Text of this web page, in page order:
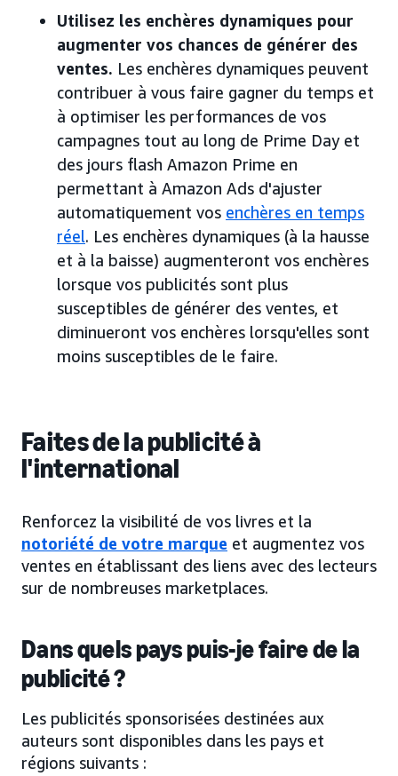
Utilisez les enchères dynamiques pour
augmenter vos chances de générer des
ventes. Les enchères dynamiques peuvent
contribuer à vous faire gagner du temps et
à optimiser les performances de vos
campagnes tout au long de Prime Day et
des jours flash Amazon Prime en
permettant à Amazon Ads d'ajuster
automatiquement vos enchères en temps
réel. Les enchères dynamiques (à la hausse
et à la baisse) augmenteront vos enchères
lorsque vos publicités sont plus
susceptibles de générer des ventes, et
diminueront vos enchères lorsqu'elles sont
moins susceptibles de le faire.
Faites de la publicité à
l'international
Renforcez la visibilité de vos livres et la
notoriété de votre marque et augmentez vos
ventes en établissant des liens avec des lecteurs
sur de nombreuses marketplaces.
Dans quels pays puis-je faire de la
publicité ?
Les publicités sponsorisées destinées aux
auteurs sont disponibles dans les pays et
régions suivants :